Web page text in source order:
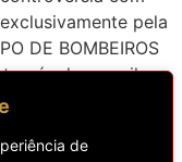
de
pela
DE BOMBEIROS
do e-mail:
recurso